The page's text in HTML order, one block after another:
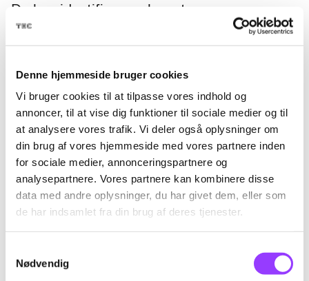
Denne hjemmeside bruger cookies
Vi bruger cookies til at tilpasse vores indhold og
annoncer, til at vise dig funktioner til sociale medier og til
at analysere vores trafik. Vi deler også oplysninger om
din brug af vores hjemmeside med vores partnere inden
for sociale medier, annonceringspartnere og
analysepartnere. Vores partnere kan kombinere disse
data med andre oplysninger, du har givet dem, eller som
de har indsamlet fra din brug af deres tjenester.
Nødvendig
Du kan identificere relevante
problemstillinger inden for dit
arbejdsområde og være med til at udarbejde
Du får også kendskab til forskellige
omkostningstyper og bliver bedre til at se,
hvordan lager- og logistikopgaver hænger
sammen med virksomhedens samlede
styring.
Fag til kurset